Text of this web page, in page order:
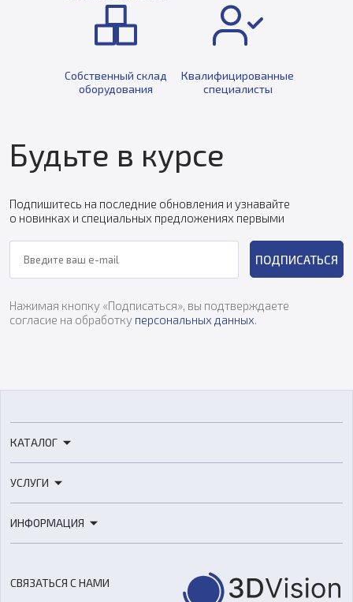
Собственный склад
оборудования
Квалифицированные
специалисты
Будьте в курсе
Подпишитесь на последние обновления и узнавайте
о новинках и специальных предложениях первыми
ПОДПИСАТЬСЯ
Нажимая кнопку «Подписаться», вы подтверждаете
согласие на обработку персональных данных.
КАТАЛОГ
3D-сканеры
Расходные материалы
Оборудование и материалы для вакуумного литья
Аксессуары и прочее оборудование
УСЛУГИ
3D-моделирование
ИНФОРМАЦИЯ
СВЯЗАТЬСЯ С НАМИ